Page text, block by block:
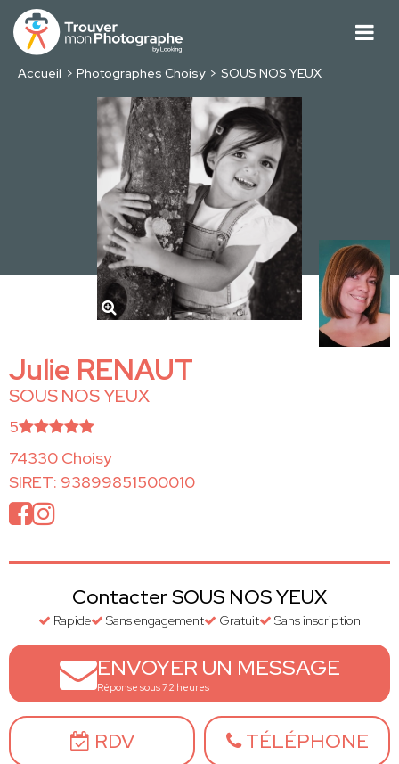
Accueil Photographes Choisy SOUS NOS YEUX
Julie RENAUT
SOUS NOS YEUX
5
74330 Choisy
SIRET: 93899851500010
Contacter SOUS NOS YEUX
Rapide Sans engagement Gratuit Sans inscription
ENVOYER UN MESSAGE
Réponse sous 72 heures
RDV TÉLÉPHONE